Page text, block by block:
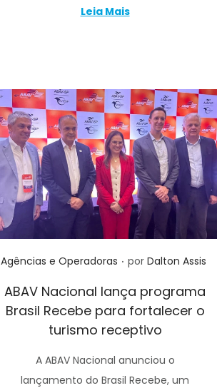
Leia Mais
Posted in
Agências e Operadoras . por Dalton Assis
ABAV Nacional lança programa
Brasil Recebe para fortalecer o
turismo receptivo
A ABAV Nacional anunciou o
lançamento do Brasil Recebe, um